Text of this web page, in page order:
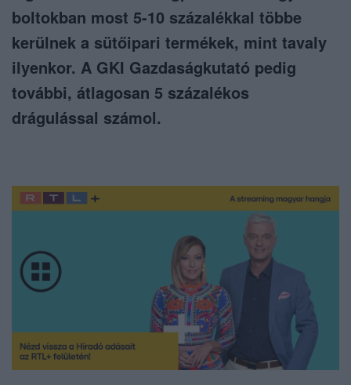
boltokban most 5-10 százalékkal többe
kerülnek a sütőipari termékek, mint tavaly
ilyenkor. A GKI Gazdaságkutató pedig
további, átlagosan 5 százalékos
drágulással számol.